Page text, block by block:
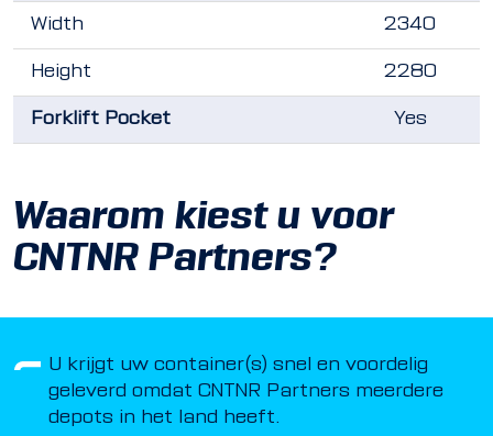
Width 2340
Height 2280
Forklift Pocket Yes
Waarom kiest u voor
CNTNR Partners?
U krijgt uw container(s) snel en voordelig
geleverd omdat CNTNR Partners meerdere
depots in het land heeft.